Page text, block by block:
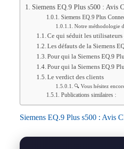
Siemens EQ.9 Plus s500 : Avis
Siemens EQ.9 Plus
Notre méthodologie
Ce qui séduit les utilisateurs
Les défauts de la Siemens
Pour qui la Siemens EQ.9
Pour qui la Siemens EQ.9
Le verdict des clients
🔍 Vous hésitez
Publications similaires :
Siemens EQ.9 Plus s500 : Avis